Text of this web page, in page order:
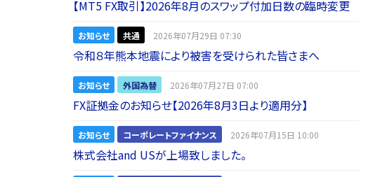
【MT5 FX取引】2026年8月のスワップ付加日数の臨時変更
お知らせ 共通 2026年07月29日 07:30
令和８年熊本地震により被害を受けられた皆さまへ
お知らせ 外国為替 2026年07月27日 07:00
FX証拠金のお知らせ【2026年8月3日より適用分】
お知らせ コーポレートファイナンス 2026年07月15日 10:00
株式会社and USが上場致しました。